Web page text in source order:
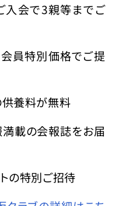
入会で3親等までご
員特別価格でご提
養料が無料
載の会報誌をお届
の特別ご招待